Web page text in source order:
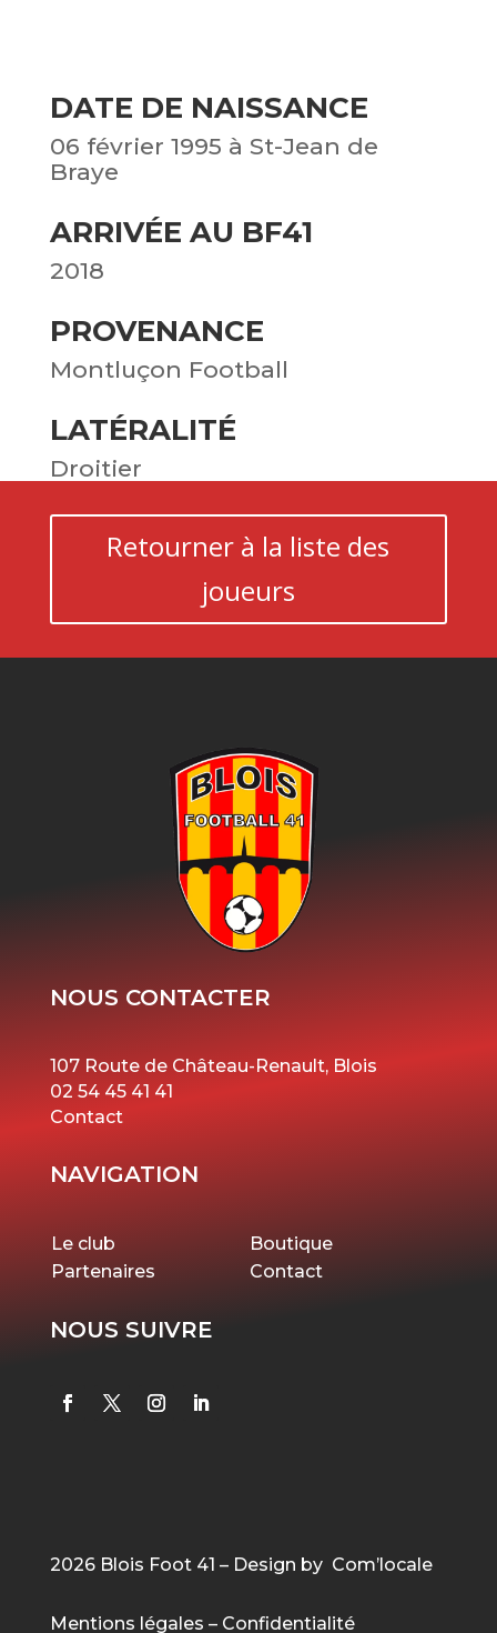
DATE DE NAISSANCE
06 février 1995 à St-Jean de
Braye
ARRIVÉE AU BF41
2018
PROVENANCE
Montluçon Football
LATÉRALITÉ
Droitier
Retourner à la liste des
joueurs
NOUS CONTACTER
107 Route de Château-Renault, Blois
02 54 45 41 41
Contact
NAVIGATION
Le club
Boutique
Partenaires
Contact
NOUS SUIVRE
2026 Blois Foot 41 – Design by Com’locale
Mentions légales – Confidentialité